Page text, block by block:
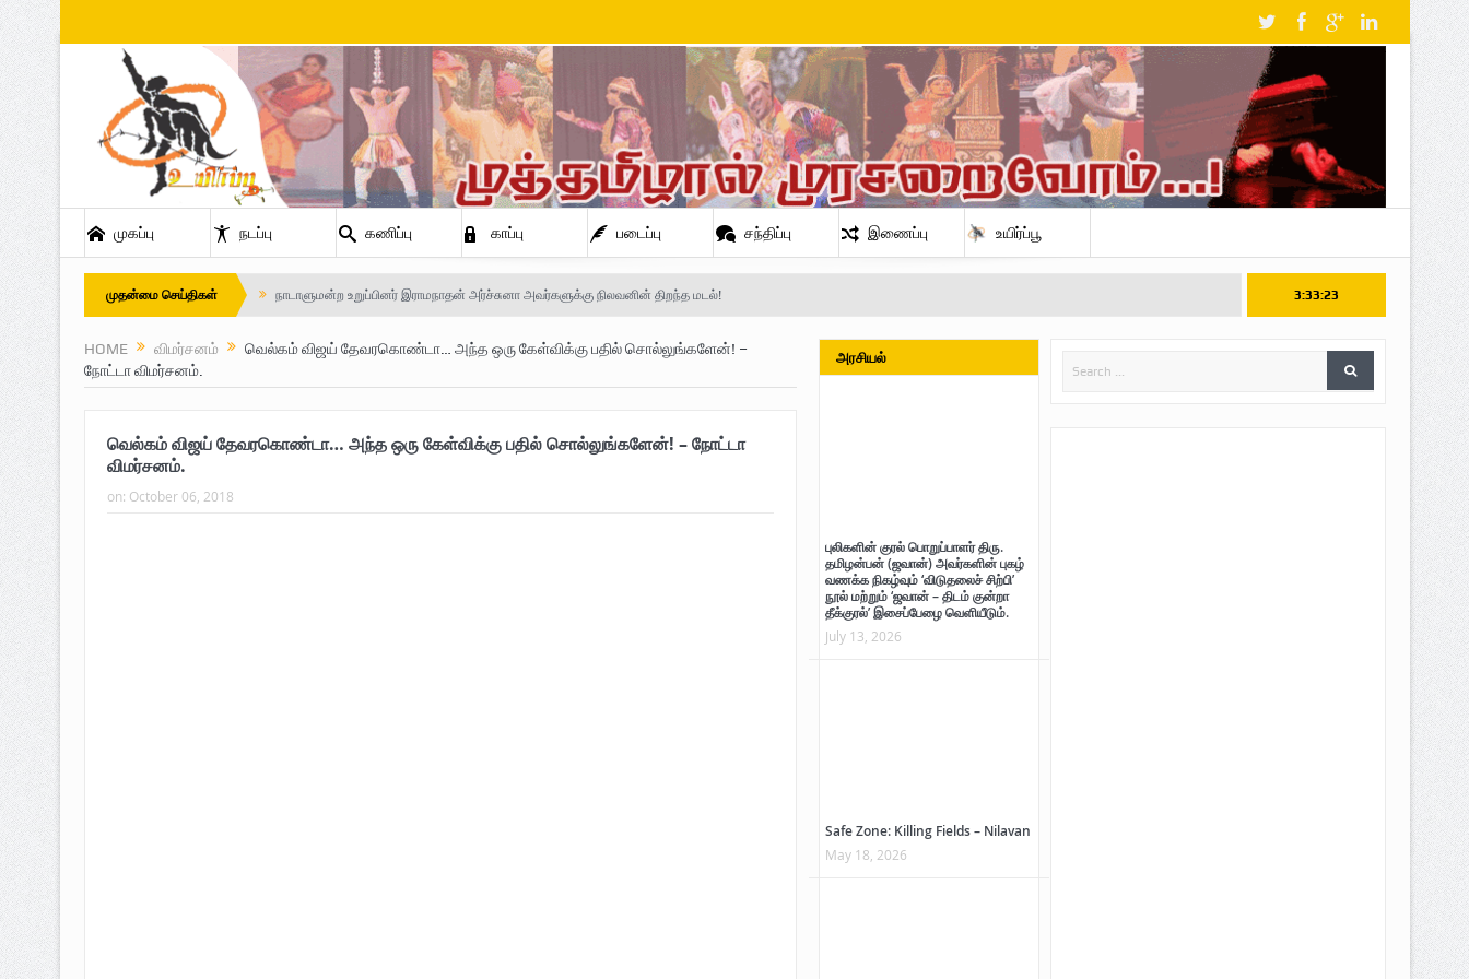
முகப்பு நடப்பு கணிப்பு காப்பு படைப்பு சந்திப்பு இணைப்பு உயிர்ப்பூ
முதன்மை செய்திகள் நாடாளுமன்ற உறுப்பினர் இராமநாதன் அர்ச்சுனா அவர்களுக்கு நிலவனின் திறந்த மடல்!
மண்ணின் மைந்தன்: பிரிகேடியர் ஜெயம் அண்ணா
புலிகளின் குரல் பொறுப்பாளர் திரு. தமிழன்பன் (ஜவான்) அவர்களின் புகழ் வணக்க நிகழ்வும் ‘விடுதலைச் சிற்பி’ நூல் மற்றும் ‘ஜவான் – திடம் குன்றா தீக்குரல்’ இசைப்பேழை
3:33:25
HOME விமர்சனம்
வெல்கம் விஜய் தேவரகொண்டா… அந்த ஒரு கேள்விக்கு பதில் சொல்லுங்களேன்! –
நோட்டா விமர்சனம்.
வெல்கம் விஜய் தேவரகொண்டா… அந்த ஒரு கேள்விக்கு பதில் சொல்லுங்களேன்! – நோட்டா
விமர்சனம்.
on: October 06, 2018
அரசியல்
புலிகளின் குரல் பொறுப்பாளர் திரு.
தமிழன்பன் (ஜவான்) அவர்களின் புகழ்
வணக்க நிகழ்வும் ‘விடுதலைச் சிற்பி’
நூல் மற்றும் ‘ஜவான் – திடம் குன்றா
தீக்குரல்’ இசைப்பேழை வெளியீடும்.
July 13, 2026
Safe Zone: Killing Fields – Nilavan
May 18, 2026